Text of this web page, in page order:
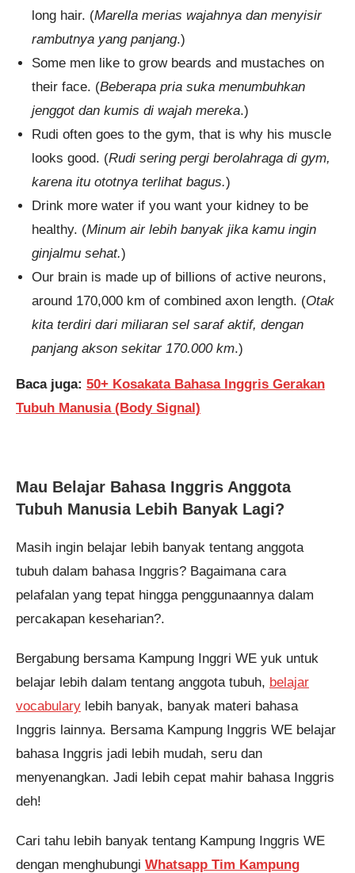
long hair. (Marella merias wajahnya dan menyisir
rambutnya yang panjang.)
Some men like to grow beards and mustaches on
their face. (Beberapa pria suka menumbuhkan
jenggot dan kumis di wajah mereka.)
Rudi often goes to the gym, that is why his muscle
looks good. (Rudi sering pergi berolahraga di gym,
karena itu ototnya terlihat bagus.)
Drink more water if you want your kidney to be
healthy. (Minum air lebih banyak jika kamu ingin
ginjalmu sehat.)
Our brain is made up of billions of active neurons,
around 170,000 km of combined axon length. (Otak
kita terdiri dari miliaran sel saraf aktif, dengan
panjang akson sekitar 170.000 km.)
Baca juga: 50+ Kosakata Bahasa Inggris Gerakan
Tubuh Manusia (Body Signal)
Mau Belajar Bahasa Inggris Anggota
Tubuh Manusia Lebih Banyak Lagi?
Masih ingin belajar lebih banyak tentang anggota
tubuh dalam bahasa Inggris? Bagaimana cara
pelafalan yang tepat hingga penggunaannya dalam
percakapan keseharian?.
Bergabung bersama Kampung Inggri WE yuk untuk
belajar lebih dalam tentang anggota tubuh, belajar
vocabulary lebih banyak, banyak materi bahasa
Inggris lainnya. Bersama Kampung Inggris WE belajar
bahasa Inggris jadi lebih mudah, seru dan
menyenangkan. Jadi lebih cepat mahir bahasa Inggris
deh!
Cari tahu lebih banyak tentang Kampung Inggris WE
dengan menghubungi Whatsapp Tim Kampung